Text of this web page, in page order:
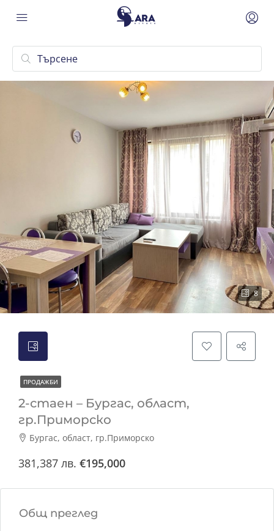
8
ПРОДАЖБИ
2-стаен – Бургас, област,
гр.Приморско
Бургас, област, гр.Приморско
381,387 лв. €195,000
Общ преглед